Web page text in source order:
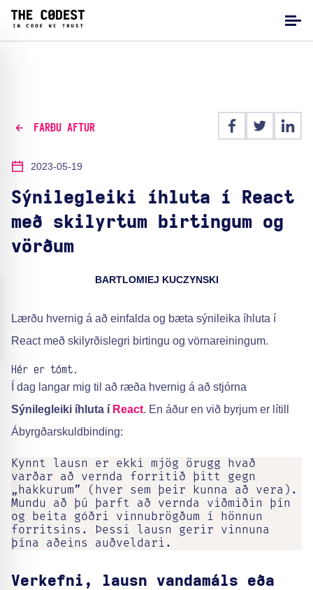
FARÐU AFTUR
2023-05-19
Sýnilegleiki íhluta í React
með skilyrtum birtingum og
vörðum
BARTLOMIEJ KUCZYNSKI
Lærðu hvernig á að einfalda og bæta sýnileika íhluta í
React með skilyrðislegri birtingu og vörnareiningum.
Hér er tómt.
Í dag langar mig til að ræða hvernig á að stjórna
Sýnilegleiki íhluta í React. En áður en við byrjum er lítill
Ábyrgðarskuldbinding:
Kynnt lausn er ekki mjög örugg hvað
varðar að vernda forritið þitt gegn
„hakkurum” (hver sem þeir kunna að vera).
Mundu að þú þarft að vernda viðmiðin þín
og beita góðri vinnubrögðum í hönnun
forritsins. Þessi lausn gerir vinnuna
Verkefni, lausn vandamáls eða